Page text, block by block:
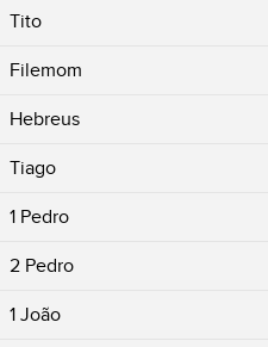
Tito
Filemom
Hebreus
Tiago
1 Pedro
2 Pedro
1 João